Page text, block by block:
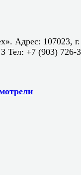
Адрес: 107023, г.
Тел: +7 (903) 726-